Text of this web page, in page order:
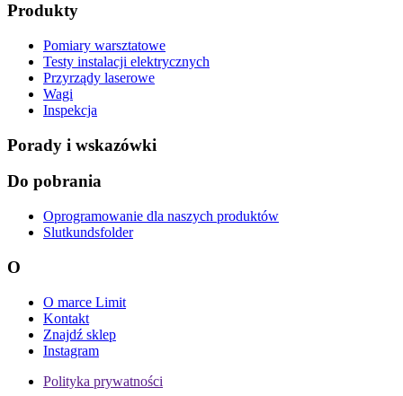
Produkty
Pomiary warsztatowe
Testy instalacji elektrycznych
Przyrządy laserowe
Wagi
Inspekcja
Porady i wskazówki
Do pobrania
Oprogramowanie dla naszych produktów
Slutkundsfolder
O
O marce Limit
Kontakt
Znajdź sklep
Instagram
Polityka prywatności